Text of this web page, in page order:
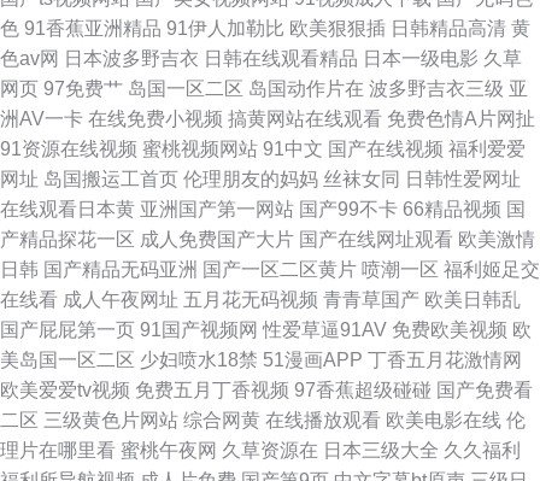
色 91香蕉亚洲精品 91伊人加勒比 欧美狠狠插 日韩精品高清 黄
色av网 日本波多野吉衣 日韩在线观看精品 日本一级电影 久草
网页 97免费艹 岛国一区二区 岛国动作片在 波多野吉衣三级 亚
洲AV一卡 在线免费小视频 搞黄网站在线观看 免费色情A片网扯
91资源在线视频 蜜桃视频网站 91中文 国产在线视频 福利爱爱
网址 岛国搬运工首页 伦理朋友的妈妈 丝袜女同 日韩性爱网址
在线观看日本黄 亚洲国产第一网站 国产99不卡 66精品视频 国
产精品探花一区 成人免费国产大片 国产在线网址观看 欧美激情
日韩 国产精品无码亚洲 国产一区二区黄片 喷潮一区 福利姬足交
在线看 成人午夜网址 五月花无码视频 青青草国产 欧美日韩乱
国产屁屁第一页 91国产视频网 性爱草逼91AV 免费欧美视频 欧
美岛国一区二区 少妇喷水18禁 51漫画APP 丁香五月花激情网
欧美爱爱tv视频 免费五月丁香视频 97香蕉超级碰碰 国产免费看
二区 三级黄色片网站 综合网黄 在线播放观看 欧美电影在线 伦
理片在哪里看 蜜桃午夜网 久草资源在 日本三级大全 久久福利